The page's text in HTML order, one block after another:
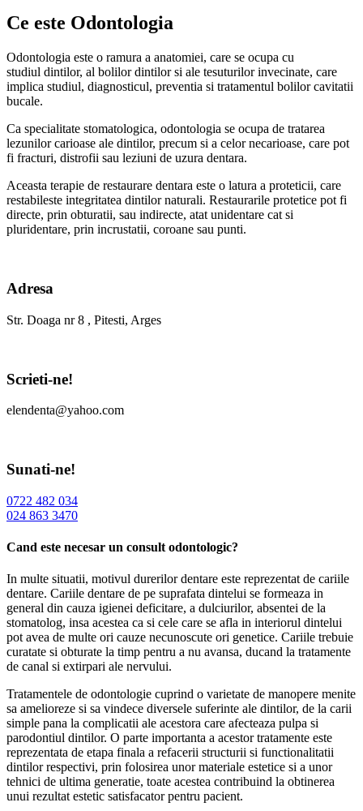
Ce este Odontologia
Odontologia este o ramura a anatomiei, care se ocupa cu
studiul dintilor, al bolilor dintilor si ale tesuturilor invecinate, care
implica studiul, diagnosticul, preventia si tratamentul bolilor cavitatii
bucale.
Ca specialitate stomatologica, odontologia se ocupa de tratarea
lezunilor carioase ale dintilor, precum si a celor necarioase, care pot
fi fracturi, distrofii sau leziuni de uzura dentara.
Aceasta terapie de restaurare dentara este o latura a proteticii, care
restabileste integritatea dintilor naturali. Restaurarile protetice pot fi
directe, prin obturatii, sau indirecte, atat unidentare cat si
pluridentare, prin incrustatii, coroane sau punti.
Adresa
Str. Doaga nr 8 , Pitesti, Arges
Scrieti-ne!
elendenta@yahoo.com
Sunati-ne!
0722 482 034
024 863 3470
Cand este necesar un consult odontologic?
In multe situatii, motivul durerilor dentare este reprezentat de cariile
dentare. Cariile dentare de pe suprafata dintelui se formeaza in
general din cauza igienei deficitare, a dulciurilor, absentei de la
stomatolog, insa acestea ca si cele care se afla in interiorul dintelui
pot avea de multe ori cauze necunoscute ori genetice. Cariile trebuie
curatate si obturate la timp pentru a nu avansa, ducand la tratamente
de canal si extirpari ale nervului.
Tratamentele de odontologie cuprind o varietate de manopere menite
sa amelioreze si sa vindece diversele suferinte ale dintilor, de la carii
simple pana la complicatii ale acestora care afecteaza pulpa si
parodontiul dintilor. O parte importanta a acestor tratamente este
reprezentata de etapa finala a refacerii structurii si functionalitatii
dintilor respectivi, prin folosirea unor materiale estetice si a unor
tehnici de ultima generatie, toate acestea contribuind la obtinerea
unui rezultat estetic satisfacator pentru pacient.